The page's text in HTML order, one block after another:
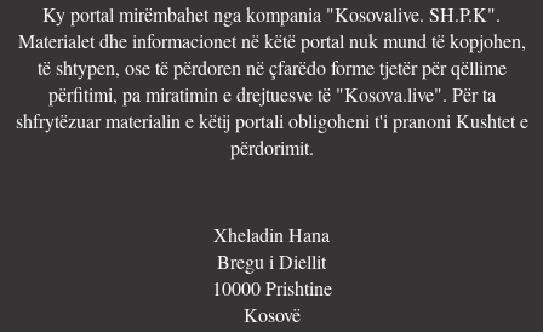
Ky portal mirëmbahet nga kompania "Kosovalive. SH.P.K".
Materialet dhe informacionet në këtë portal nuk mund të kopjohen,
të shtypen, ose të përdoren në çfarëdo forme tjetër për qëllime
përfitimi, pa miratimin e drejtuesve të "Kosova.live". Për ta
shfrytëzuar materialin e këtij portali obligoheni t'i pranoni Kushtet e
përdorimit.
Xheladin Hana
Bregu i Diellit
10000 Prishtine
Kosovë